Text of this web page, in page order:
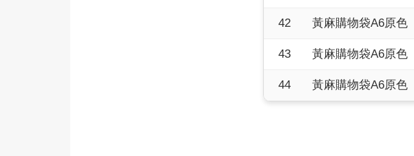
42 黃麻購物袋A6原色
43 黃麻購物袋A6原色
44 黃麻購物袋A6原色